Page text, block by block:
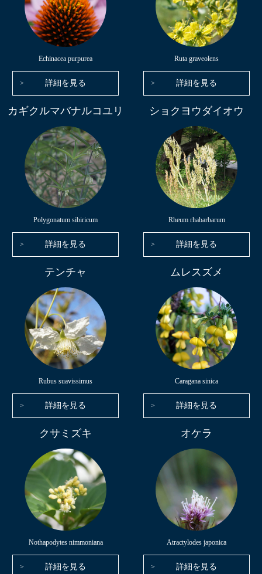
Echinacea purpurea
詳細を見る
Ruta graveolens
詳細を見る
カギクルマバナルコユリ
Polygonatum sibiricum
詳細を見る
ショクヨウダイオウ
Rheum rhabarbarum
詳細を見る
テンチャ
Rubus suavissimus
詳細を見る
ムレスズメ
Caragana sinica
詳細を見る
クサミズキ
Nothapodytes nimmoniana
詳細を見る
オケラ
Atractylodes japonica
詳細を見る